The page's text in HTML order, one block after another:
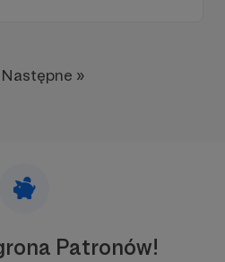
Następne »
Patronów!